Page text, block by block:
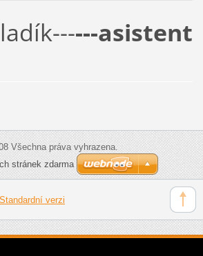
---asistent
Všechna práva vyhrazena.
stránek zdarma
Standardní verzi